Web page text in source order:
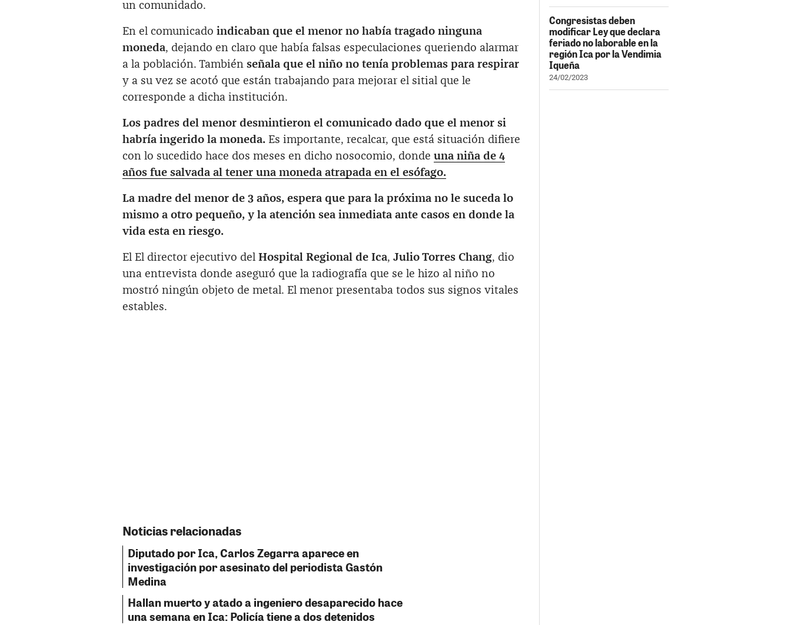
un comunidado.
En el comunicado indicaban que el menor no había tragado ninguna
moneda, dejando en claro que había falsas especulaciones queriendo alarmar
a la población. También señala que el niño no tenía problemas para respirar
y a su vez se acotó que están trabajando para mejorar el sitial que le
corresponde a dicha institución.
Los padres del menor desmintieron el comunicado dado que el menor si
habría ingerido la moneda. Es importante, recalcar, que está situación difiere
con lo sucedido hace dos meses en dicho nosocomio, donde una niña de 4
años fue salvada al tener una moneda atrapada en el esófago.
La madre del menor de 3 años, espera que para la próxima no le suceda lo
mismo a otro pequeño, y la atención sea inmediata ante casos en donde la
vida esta en riesgo.
El El director ejecutivo del Hospital Regional de Ica, Julio Torres Chang, dio
una entrevista donde aseguró que la radiografía que se le hizo al niño no
mostró ningún objeto de metal. El menor presentaba todos sus signos vitales
estables.
Noticias relacionadas
Diputado por Ica, Carlos Zegarra aparece en
investigación por asesinato del periodista Gastón
Medina
Hallan muerto y atado a ingeniero desaparecido hace
una semana en Ica: Policía tiene a dos detenidos
Congresistas deben
modificar Ley que declara
feriado no laborable en la
región Ica por la Vendimia
Iqueña
24/02/2023